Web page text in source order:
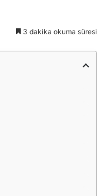
3 dakika okuma süresi